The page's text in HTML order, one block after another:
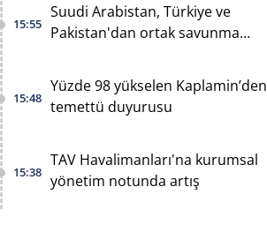
15:55
Suudi Arabistan, Türkiye ve
Pakistan'dan ortak savunma
15:48
Yüzde 98 yükselen Kaplamin’den
temettü duyurusu
15:38
TAV Havalimanları'na kurumsal
yönetim notunda artış